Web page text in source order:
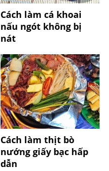
Cách làm cá khoai
nấu ngót không bị
nát
Cách làm thịt bò
nướng giấy bạc hấp
dẫn